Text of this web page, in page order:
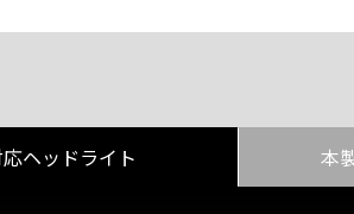
ヘッドライト 本